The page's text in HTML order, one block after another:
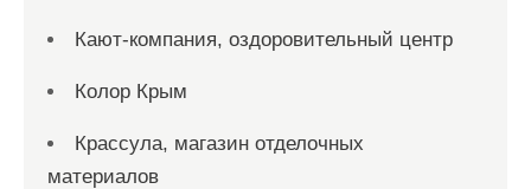
Кают-компания, оздоровительный центр
Колор Крым
Крассула, магазин отделочных
материалов